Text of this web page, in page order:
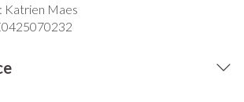
Katrien Maes